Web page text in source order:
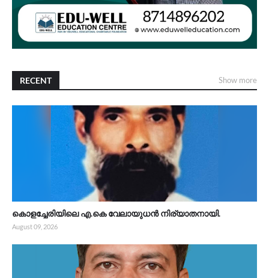
RECENT Show more
കൊളച്ചേരിയിലെ എ.കെ വേലായുധൻ നിര്യാതനായി.
August 09, 2026